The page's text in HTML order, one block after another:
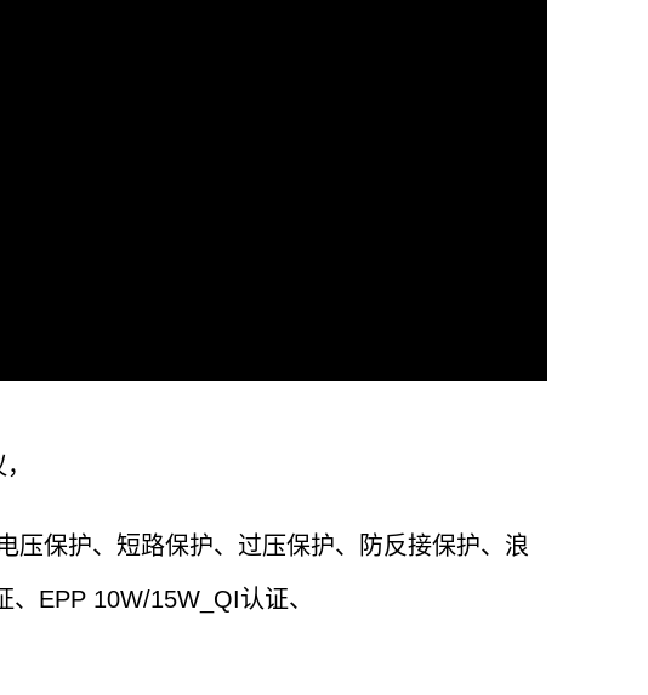
压保护、短路保护、过压保护、防反接保护、浪
EPP 10W/15W_QI认证、